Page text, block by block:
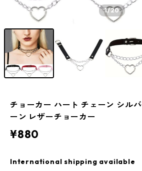
1/20
チョーカー ハート チェーン シル
ーン レザーチョーカー
¥880
International shipping available